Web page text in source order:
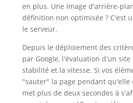
en plus. Une image d'arrière-
définition non optimisée ? C'est
le serveur.
Depuis le déploiement des
par Google, l'évaluation d'un site
stabilité et la vitesse. Si vos
"sauter" la page pendant qu'elle
met plus de deux secondes à